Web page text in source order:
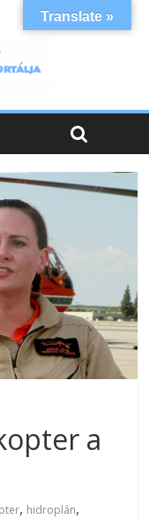
a
, hidroplán,
Translate »